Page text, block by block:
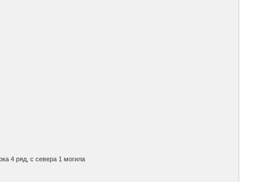
4 ряд, с севера 1 могила